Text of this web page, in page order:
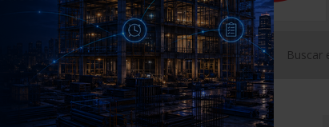
Premio Pritzker 2014